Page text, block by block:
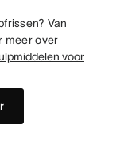
Van
meer over
voor